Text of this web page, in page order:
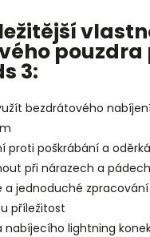
pouzdra
3:
bezdrátového
proti poškrábání a
při nárazech a pádech
a jednoduché
příležitost
nabíjecího lightning